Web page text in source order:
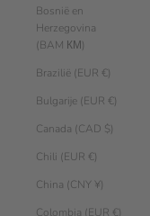
Bosnië en
Herzegovina
(BAM КМ)
Brazilië (EUR €)
Bulgarije (EUR €)
Canada (CAD $)
Chili (EUR €)
China (CNY ¥)
Colombia (EUR €)